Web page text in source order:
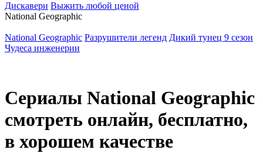
Дискавери Выжить любой ценой
National Geographic
National Geographic Разрушители легенд Дикий тунец 9 сезон
Чудеса инженерии
Сериалы National Geographic
смотреть онлайн, бесплатно,
в хорошем качестве